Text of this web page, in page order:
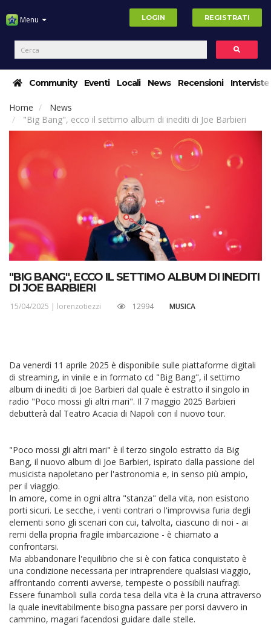
Menu LOGIN REGISTRATI
Community Eventi Locali News Recensioni Interviste
Home
News
"Big Bang", ecco il settimo album di inediti di Joe Barbieri
"BIG BANG", ECCO IL SETTIMO ALBUM DI INEDITI
DI JOE BARBIERI
15/04/2025 | lorenzotiezzi 12994 MUSICA
Da venerdì 11 aprile 2025 è disponibile sulle piattaforme digitali
di streaming, in vinile e in formato cd "Big Bang", il settimo
album di inediti di Joe Barbieri dal quale è estratto il singolo in
radio "Poco mossi gli altri mari". Il 7 maggio 2025 Barbieri
debutterà dal Teatro Acacia di Napoli con il nuovo tour.
"Poco mossi gli altri mari" è il terzo singolo estratto da Big
Bang, il nuovo album di Joe Barbieri, ispirato dalla passione del
musicista napoletano per l'astronomia e, in senso più ampio,
per il viaggio.
In amore, come in ogni altra "stanza" della vita, non esistono
porti sicuri. Le secche, i venti contrari o l'improvvisa furia degli
elementi sono gli scenari con cui, talvolta, ciascuno di noi - ai
remi della propria fragile imbarcazione - è chiamato a
confrontarsi.
Ma abbandonare l'equilibrio che si è con fatica conquistato è
una condizione necessaria per intraprendere qualsiasi viaggio,
affrontando correnti avverse, tempeste o possibili naufragi.
Essere funamboli sulla corda tesa della vita è la cruna attraverso
la quale inevitabilmente bisogna passare per porsi davvero in
cammino, magari facendosi guidare dalle stelle.